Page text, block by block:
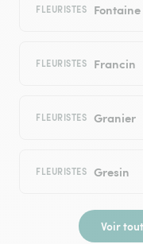
FLEURISTES
FLEURISTES Francin
FLEURISTES Granier
FLEURISTES Gresin
Voir